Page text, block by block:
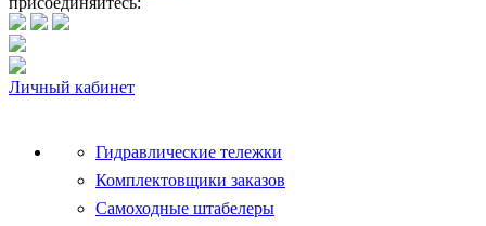
Личный кабинет
Гидравлические тележки
Комплектовщики заказов
Самоходные штабелеры